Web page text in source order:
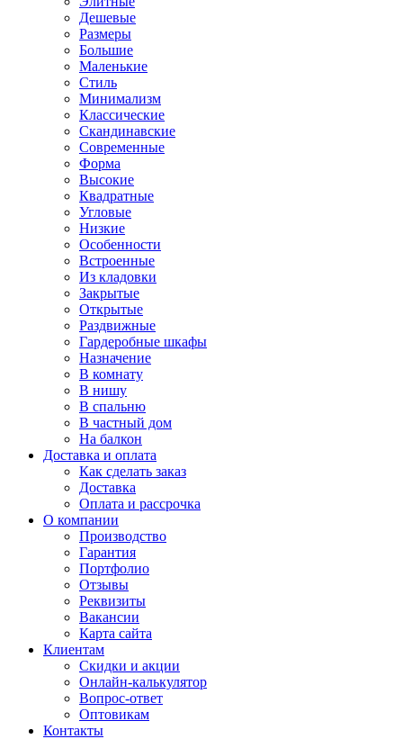
Дешевые
Размеры
Большие
Маленькие
Стиль
Минимализм
Классические
Скандинавские
Современные
Форма
Высокие
Квадратные
Угловые
Низкие
Особенности
Встроенные
Из кладовки
Закрытые
Открытые
Раздвижные
Гардеробные шкафы
Назначение
В комнату
В нишу
В спальню
В частный дом
На балкон
Доставка и оплата
Как сделать заказ
Доставка
Оплата и рассрочка
О компании
Производство
Гарантия
Портфолио
Отзывы
Реквизиты
Вакансии
Карта сайта
Клиентам
Скидки и акции
Онлайн-калькулятор
Вопрос-ответ
Оптовикам
Контакты